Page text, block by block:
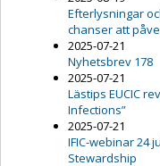
Efterlysningar
chanser att
2025-07-21
Nyhetsbrev 178
2025-07-21
Lästips EUCIC
Infections”
2025-07-21
IFIC-webinar 24
Stewardship